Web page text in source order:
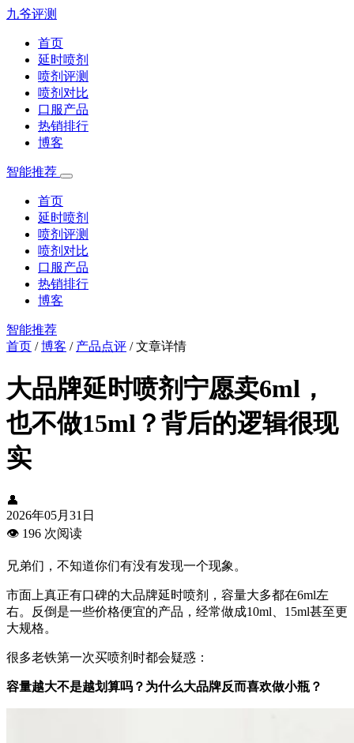
九爷评测
首页
延时喷剂
喷剂评测
喷剂对比
口服产品
热销排行
博客
智能推荐
首页
延时喷剂
喷剂评测
喷剂对比
口服产品
热销排行
博客
智能推荐
首页 /博客 / 产品点评 /文章详情
大品牌延时喷剂宁愿卖6ml，
也不做15ml？背后的逻辑很现
实
👤
2026年05月31日
👁️ 196 次阅读
兄弟们，不知道你们有没有发现一个现象。
市面上真正有口碑的大品牌延时喷剂，容量大多都在6ml左
右。反倒是一些价格便宜的产品，经常做成10ml、15ml甚至更
大规格。
很多老铁第一次买喷剂时都会疑惑：
容量越大不是越划算吗？为什么大品牌反而喜欢做小瓶？